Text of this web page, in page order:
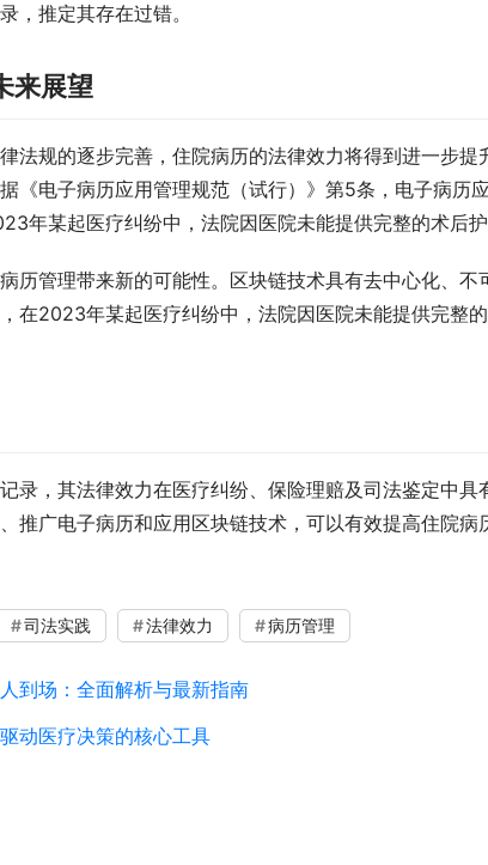
，推定其存在过错。
来展望
法规的逐步完善，住院病历的法律效力将得到进一步
《电子病历应用管理规范（试行）》第5条，电子病历
年某起医疗纠纷中，法院因医院未能提供完整的术后护
历管理带来新的可能性。区块链技术具有去中心化、不
在2023年某起医疗纠纷中，法院因医院未能提供完整
录，其法律效力在医疗纠纷、保险理赔及司法鉴定中具
推广电子病历和应用区块链技术，可以有效提高住院病
司法实践 法律效力 病历管理
到场：全面解析与最新指南
动医疗决策的核心工具